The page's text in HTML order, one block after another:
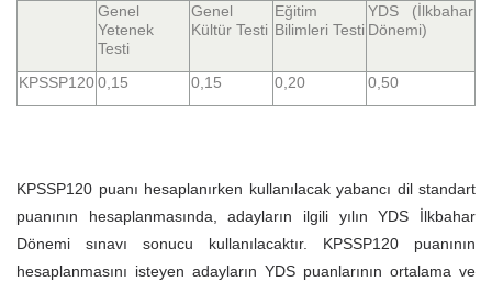
Genel
Yetenek
Testi
Genel
Kültür Testi
Eğitim
Bilimleri Testi
YDS (İlkbahar
Dönemi)
KPSSP1200,15 0,15 0,20 0,50
KPSSP120 puanı hesaplanırken kullanılacak yabancı dil standart
puanının hesaplanmasında, adayların ilgili yılın YDS İlkbahar
Dönemi sınavı sonucu kullanılacaktır. KPSSP120 puanının
hesaplanmasını isteyen adayların YDS puanlarının ortalama ve